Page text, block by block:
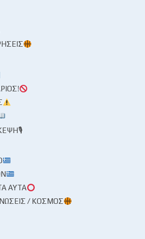
ΑΥΤΆ
/ ΚΌΣΜΟΣ